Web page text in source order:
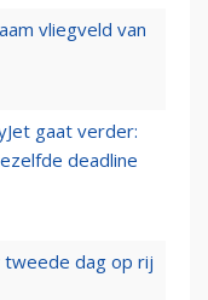
vliegveld van
gaat verder:
deadline
dag op rij